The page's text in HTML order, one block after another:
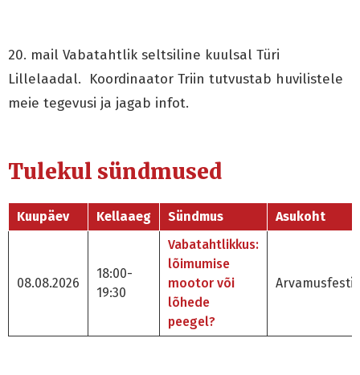
20. mail Vabatahtlik seltsiline kuulsal Türi
Lillelaadal. Koordinaator Triin tutvustab huvilistele
meie tegevusi ja jagab infot.
Tulekul sündmused
Kuupäev Kellaaeg Sündmus Asukoht
08.08.2026
18:00-
19:30
Vabatahtlikkus:
lõimumise
mootor või
lõhede
peegel?